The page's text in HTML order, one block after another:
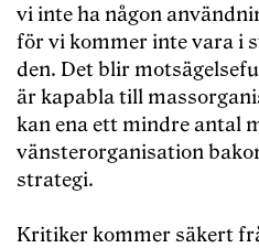
vi inte ha någon
för vi kommer inte vara i
den. Det blir
är kapabla till
kan ena ett mindre antal
vänsterorganisation
strategi.
Kritiker kommer säkert